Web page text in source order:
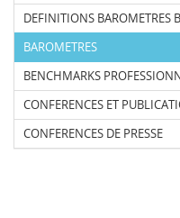
DEFINITIONS BAROMETRES
BAROMETRES
BENCHMARKS
CONFERENCES ET
CONFERENCES DE PRESSE